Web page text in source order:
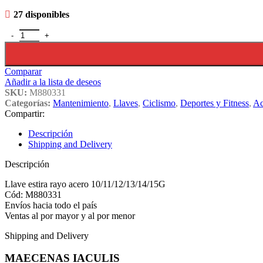
27 disponibles
Llave Estira Rayo Acero 10/11/12/13/14/15g -331- P/bicicleta cantidad
Comparar
Añadir a la lista de deseos
SKU: M880331
Categorías: Mantenimiento, Llaves, Ciclismo, Deportes y Fitness,
Compartir:
Descripción
Shipping and Delivery
Descripción
Llave estira rayo acero 10/11/12/13/14/15G
Cód: M880331
Envíos hacia todo el país
Ventas al por mayor y al por menor
Shipping and Delivery
MAECENAS IACULIS